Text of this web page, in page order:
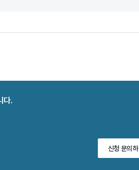
다.
신청 문의하